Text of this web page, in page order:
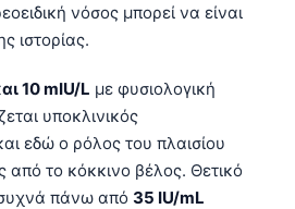
νόσος μπορεί να είναι
ιστορίας.
10 mIU/L με φυσιολογική
υποκλινικός
εδώ ο ρόλος του πλαισίου
από το κόκκινο βέλος. Θετικό
πάνω από 35 IU/mL